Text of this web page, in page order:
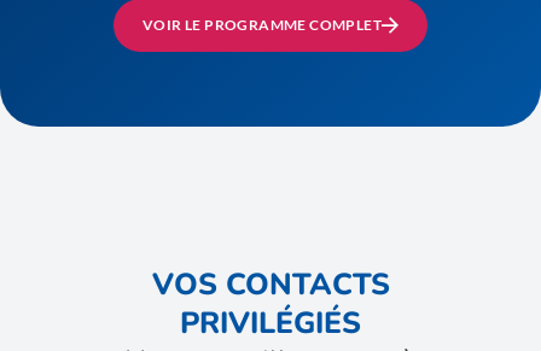
VOIR LE PROGRAMME COMPLET
VOS CONTACTS
PRIVILÉGIÉS